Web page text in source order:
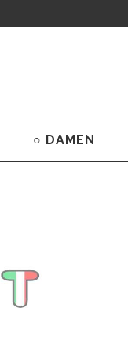
○ DAMEN